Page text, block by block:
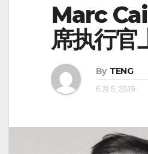
Marc
席执行官
By TENG
6 月 5, 2026